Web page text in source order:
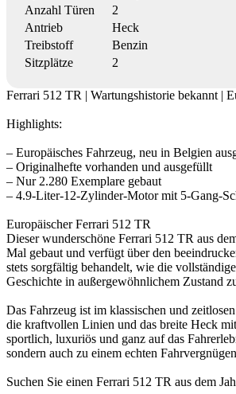
Anzahl Türen
2
Antrieb
Heck
Treibstoff
Benzin
Sitzplätze
2
Ferrari 512 TR | Wartungshistorie bekannt |
Highlights:
– Europäisches Fahrzeug, neu in Belgien
– Originalhefte vorhanden und ausgefüllt
– Nur 2.280 Exemplare gebaut
– 4.9-Liter-12-Zylinder-Motor mit 5-Gang-
Europäischer Ferrari 512 TR
Dieser wunderschöne Ferrari 512 TR aus
Mal gebaut und verfügt über den
stets sorgfältig behandelt, wie die
Geschichte in außergewöhnlichem Zustand
Das Fahrzeug ist im klassischen und
die kraftvollen Linien und das breite Heck
sportlich, luxuriös und ganz auf das
sondern auch zu einem echten
Suchen Sie einen Ferrari 512 TR aus dem